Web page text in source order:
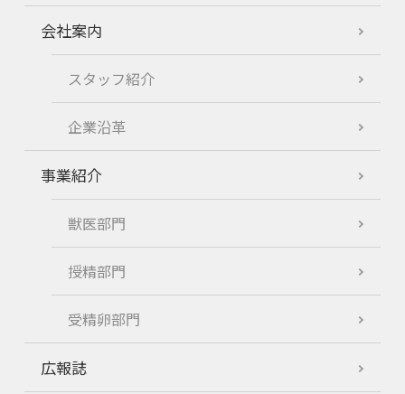
会社案内
スタッフ紹介
企業沿革
事業紹介
獣医部門
授精部門
受精卵部門
広報誌